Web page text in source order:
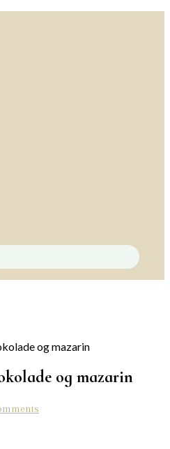
og mazarin
og mazarin